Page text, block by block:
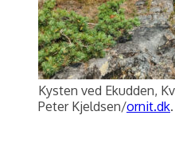
Kysten ved Ekudden,
Peter Kjeldsen/ornit.dk.